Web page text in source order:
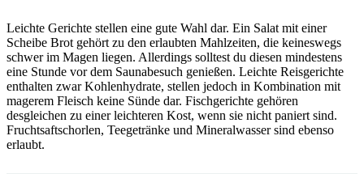
Leichte Gerichte stellen eine gute Wahl dar. Ein Salat mit einer
Scheibe Brot gehört zu den erlaubten Mahlzeiten, die keineswegs
schwer im Magen liegen. Allerdings solltest du diesen mindestens
eine Stunde vor dem Saunabesuch genießen. Leichte Reisgerichte
enthalten zwar Kohlenhydrate, stellen jedoch in Kombination mit
magerem Fleisch keine Sünde dar. Fischgerichte gehören
desgleichen zu einer leichteren Kost, wenn sie nicht paniert sind.
Fruchtsaftschorlen, Teegetränke und Mineralwasser sind ebenso
erlaubt.